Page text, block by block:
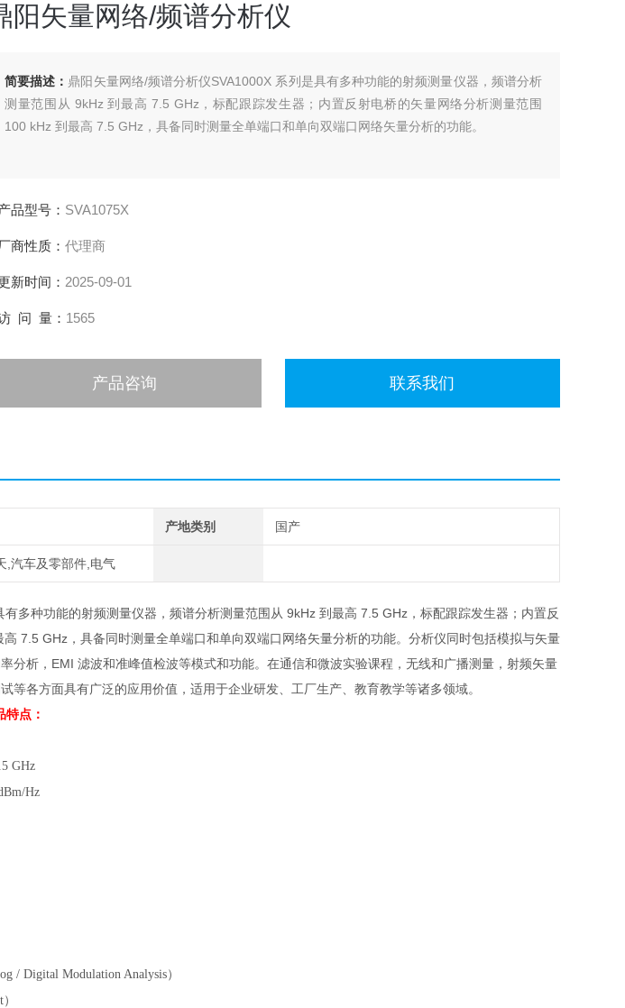
阳矢量网络/频谱分析仪
简要描述： 鼎阳矢量网络/频谱分析仪SVA1000X 系列是具有多种功能的射频测量仪器，频谱分析
测量范围从 9kHz 到最高 7.5 GHz，标配跟踪发生器；内置反射电桥的矢量网络分析测量范围
100 kHz 到最高 7.5 GHz，具备同时测量全单端口和单向双端口网络矢量分析的功能。
品型号： SVA1075X
商性质： 代理商
新时间： 2025-09-01
问 量： 1565
产品咨询 联系我们
产地类别 国产
,汽车及零部件,电气
有多种功能的射频测量仪器，频谱分析测量范围从 9kHz 到最高 7.5 GHz，标配跟踪发生器；内置反
7.5 GHz，具备同时测量全单端口和单向双端口网络矢量分析的功能。分析仪同时包括模拟与矢量
分析，EMI 滤波和准峰值检波等模式和功能。在通信和微波实验课程，无线和广播测量，射频矢量
等各方面具有广泛的应用价值，适用于企业研发、工厂生产、教育教学等诸多领域。
特点：
GHz
Hz
/ Digital Modulation Analysis）
）